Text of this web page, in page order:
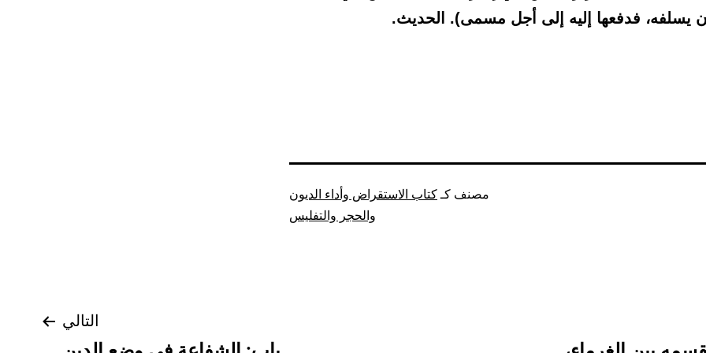
يسلفه، فدفعها إليه إلى أجل مسمى). الحديث.
مصنف كـ كتاب الاستقراض وأداء الديون
والحجر والتفليس
التالي